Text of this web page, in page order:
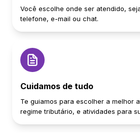
Você escolhe onde ser atendido,
telefone, e-mail ou chat.
Cuidamos de tudo
Te guiamos para escolher a melhor
regime tributário, e atividades para